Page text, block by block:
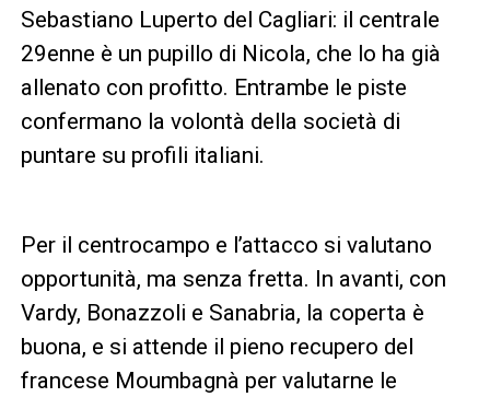
Sebastiano Luperto del Cagliari: il centrale
29enne è un pupillo di Nicola, che lo ha già
allenato con profitto. Entrambe le piste
confermano la volontà della società di
puntare su profili italiani.
Per il centrocampo e l’attacco si valutano
opportunità, ma senza fretta. In avanti, con
Vardy, Bonazzoli e Sanabria, la coperta è
buona, e si attende il pieno recupero del
francese Moumbagnà per valutarne le